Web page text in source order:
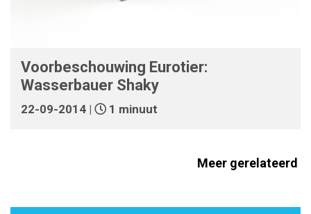
Voorbeschouwing Eurotier:
Wasserbauer Shaky
22-09-2014 | 1 minuut
Meer gerelateerd